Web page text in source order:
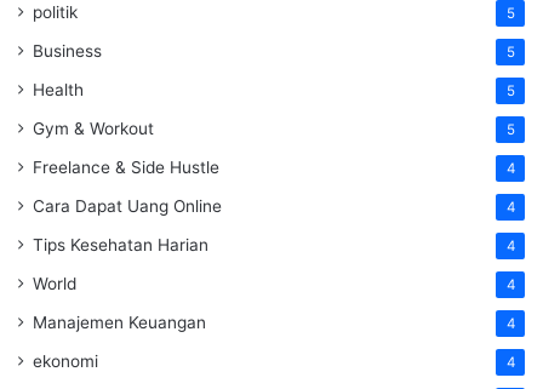
politik 5
Business 5
Health 5
Gym & Workout 5
Freelance & Side Hustle 4
Cara Dapat Uang Online 4
Tips Kesehatan Harian 4
World 4
Manajemen Keuangan 4
ekonomi 4